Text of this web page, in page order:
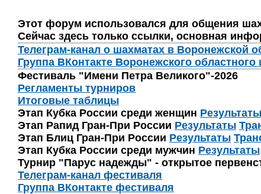
Этот форум использовался для общения
Сейчас здесь только ссылки, основная
Телеграм-канал о шахматах в Воронежской
Группа ВКонтакте Воронежского областного
Фестиваль "Имени Петра Великого"-2026
Регламенты турниров
Итоговые таблицы
Этап Кубка России среди женщин Результаты
Этап Рапид Гран-При России Результаты
Этап Блиц Гран-При России Результаты
Этап Кубка России среди мужчин Результаты
Турнир "Парус надежды" - открытое
Телеграм-канал фестиваля
Группа ВКонтакте фестиваля